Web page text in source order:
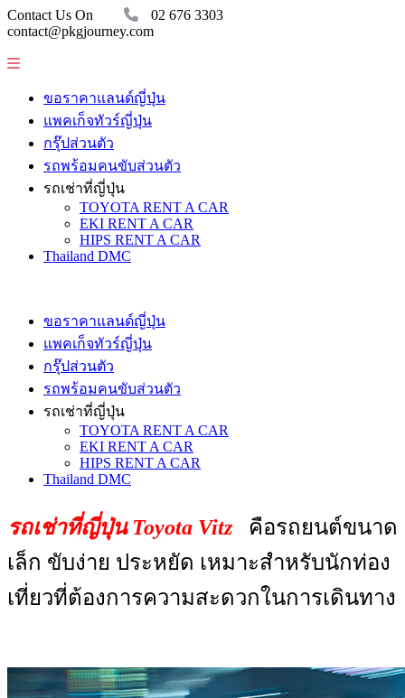
Contact Us On
02 676 3303
contact@pkgjourney.com
ขอราคาแลนด์ญี่ปุ่น
แพคเก็จทัวร์ญี่ปุ่น
กรุ๊ปส่วนตัว
รถพร้อมคนขับส่วนตัว
รถเช่าที่ญี่ปุ่น
TOYOTA RENT A CAR
EKI RENT A CAR
HIPS RENT A CAR
Thailand DMC
ขอราคาแลนด์ญี่ปุ่น
แพคเก็จทัวร์ญี่ปุ่น
กรุ๊ปส่วนตัว
รถพร้อมคนขับส่วนตัว
รถเช่าที่ญี่ปุ่น
TOYOTA RENT A CAR
EKI RENT A CAR
HIPS RENT A CAR
Thailand DMC
รถเช่าที่ญี่ปุ่น Toyota Vitzคือรถยนต์ขนาด
เล็ก ขับง่าย ประหยัด เหมาะสำหรับนักท่อง
เที่ยวที่ต้องการความสะดวกในการเดินทาง